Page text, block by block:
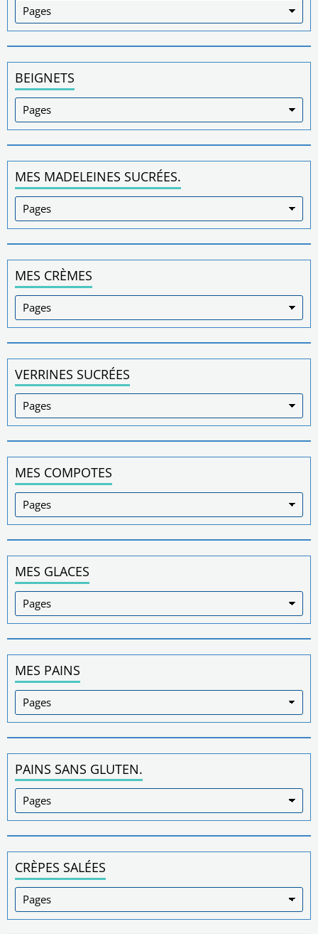
BEIGNETS
MES MADELEINES SUCRÉES.
MES CRÈMES
VERRINES SUCRÉES
MES COMPOTES
MES GLACES
MES PAINS
PAINS SANS GLUTEN.
CRÈPES SALÉES